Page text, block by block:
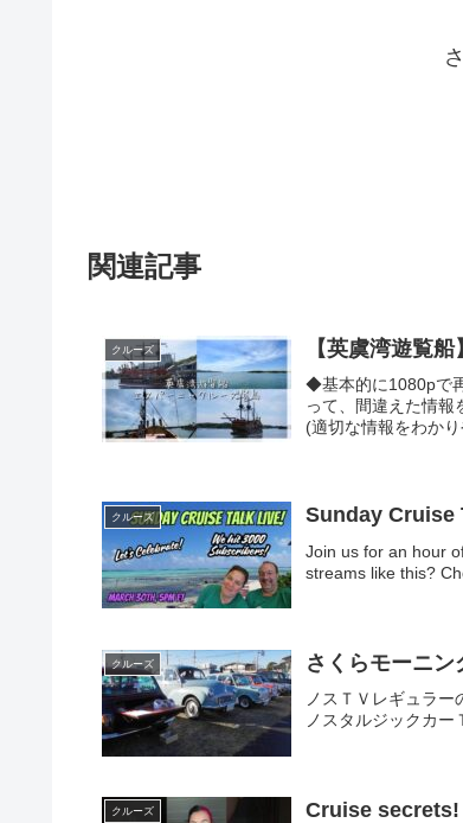
関連記事
クルーズ 【英虞湾遊覧
◆基本的に1080pで
って、間違えた情報
(適切な情報をわか
クルーズ Sunday Cruise
Join us for an hour
streams like this?
クルーズ さくらモーニ
ノスＴＶレギュラー
ノスタルジックカー
クルーズ
Cruise